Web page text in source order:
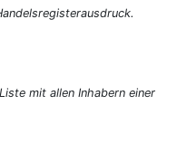
mit allen Inhabern einer